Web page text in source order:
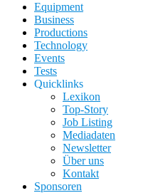
Equipment
Business
Productions
Technology
Events
Tests
Quicklinks
Lexikon
Top-Story
Job Listing
Mediadaten
Newsletter
Über uns
Kontakt
Sponsoren